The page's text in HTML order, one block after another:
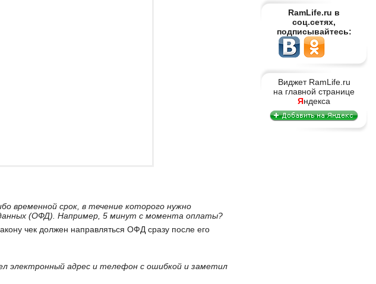
временной срок, в течение которого нужно
(ОФД). Например, 5 минут с момента оплаты?
чек должен направляться ОФД сразу после его
электронный адрес и телефон с ошибкой и заметил
RamLife.ru в
соц.сетях,
подписывайтесь:
Виджет RamLife.ru
на главной странице
Яндекса